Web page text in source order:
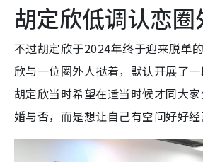
胡定欣低调认恋圈
不过胡定欣于2024年终于迎来脱单
欣与一位圈外人挞着，默认开展了一
胡定欣当时希望在适当时候才同大
婚与否，而是想让自己有空间好好经